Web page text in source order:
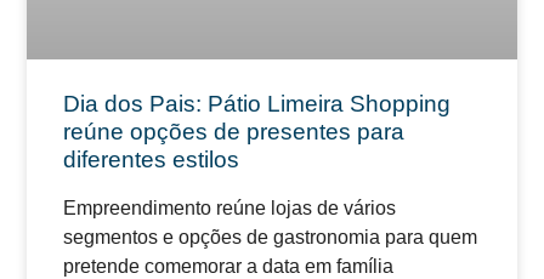
Dia dos Pais: Pátio Limeira Shopping
reúne opções de presentes para
diferentes estilos
Empreendimento reúne lojas de vários
segmentos e opções de gastronomia para quem
pretende comemorar a data em família